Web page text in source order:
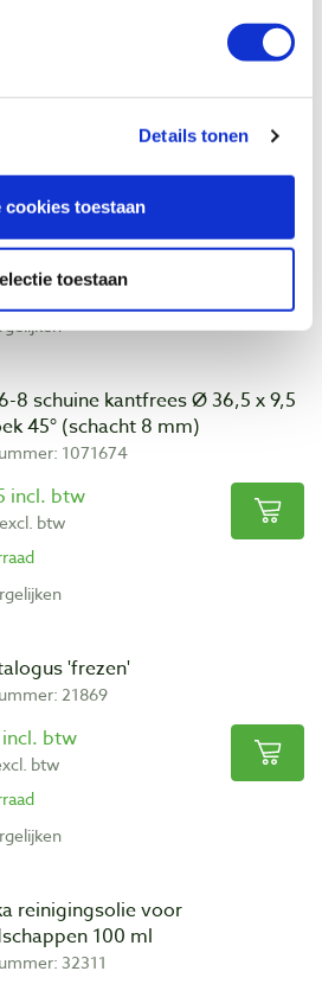
Details tonen
cookies toestaan
toestaan
6 schuine kantfrees Ø 36,5 x 9,5
btw
binnen 2-5 werkdagen
8 schuine kantfrees Ø 36,5 x 9,5
45° (schacht 8 mm)
1071674
incl. btw
btw
'frezen'
21869
btw
btw
reinigingsolie voor
100 ml
32311